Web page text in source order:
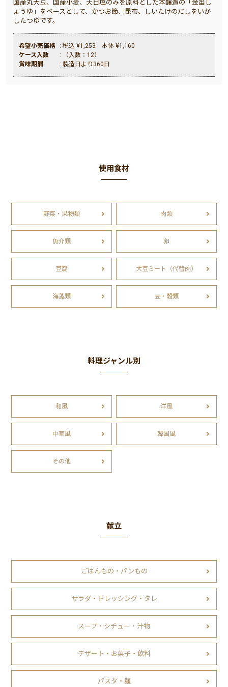
国産丸大豆、国産小麦、天日塩のみを原料とした本醸造の「金笛し
ょうゆ」をベースとして、かつお節、昆布、しいたけのだしをいか
したつゆです。
希望小売価格
: 税込 ¥1,253 本体 ¥1,160
ケース入数
: （入数：12）
賞味期間
: 製造日より360日
使用食材
野菜・果物類 肉類
魚介類 卵
豆腐 大豆ミート（代替肉）
海藻類 豆・穀類
料理ジャンル別
和風 洋風
中華風 韓国風
その他
献立
ごはんもの・パンもの
サラダ・ドレッシング・タレ
スープ・シチュー・汁物
デザート・お菓子・飲料
パスタ・麺